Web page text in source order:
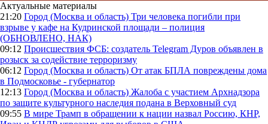
Актуальные материалы
21:20 Город (Москва и область) Три человека погибли при
взрыве у кафе на Кудринской площади – полиция
(ОБНОВЛЕНО, НАК)
09:12 Происшествия ФСБ: создатель Telegram Дуров объявлен в
розыск за содействие терроризму
06:12 Город (Москва и область) От атак БПЛА повреждены дома
в Подмосковье - губернатор
12:13 Город (Москва и область) Жалоба с участием Архнадзора
по защите культурного наследия подана в Верховный суд
09:55 В мире Трамп в обращении к нации назвал Россию, КНР,